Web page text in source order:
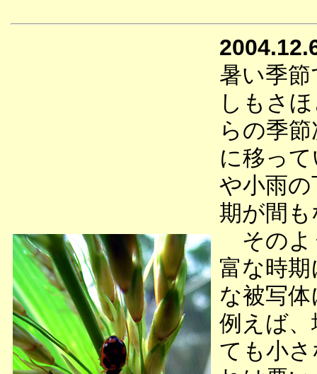
暑い季
しもさ
らの季
に移っ
や小雨
期が間
そのよ
富な時
な被写
例えば
ても小